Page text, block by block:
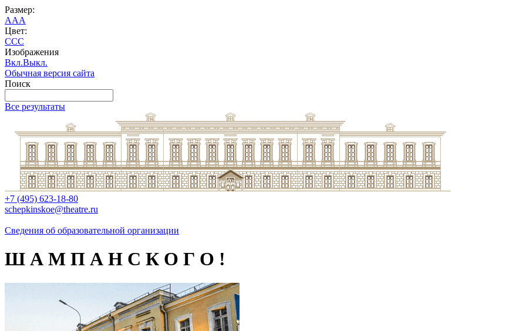
Размер:
AAA
Цвет:
CCC
Изображения
Вкл.Выкл.
Обычная версия сайта
Поиск
Все результаты
+7 (495) 623-18-80
schepkinskoe@theatre.ru
Сведения об образовательной организации
Ш А М П А Н С К О Г О !